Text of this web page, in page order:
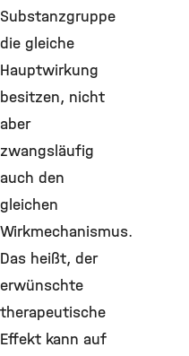
Substanzgruppe
die gleiche
Hauptwirkung
besitzen, nicht
aber
zwangsläufig
auch den
gleichen
Wirkmechanismus.
Das heißt, der
erwünschte
therapeutische
Effekt kann auf